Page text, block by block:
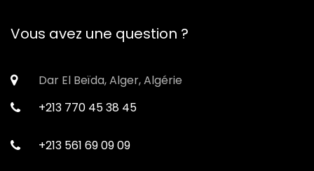
Vous avez une question ?
Dar El Beïda, Alger, Algérie
+213 770 45 38 45
+213 561 69 09 09